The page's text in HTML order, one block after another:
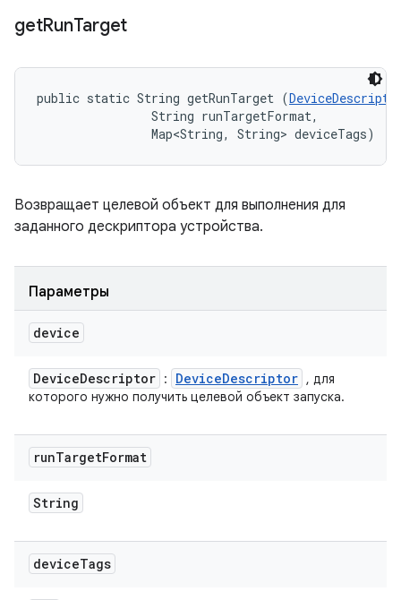
getRunTarget
public static String getRunTarget (
                String runTargetFormat,
                Map<String, String> deviceTags)
Возвращает целевой объект для выполнения для
заданного дескриптора устройства.
Параметры
device
DeviceDescriptor : DeviceDescriptor , для
которого нужно получить целевой объект запуска.
runTargetFormat
String
deviceTags